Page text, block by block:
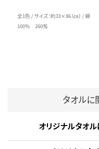
全1色 / サイズ：約33×86（㎝） / 綿
100％ 260匁
タオルに
オリジナルタオ